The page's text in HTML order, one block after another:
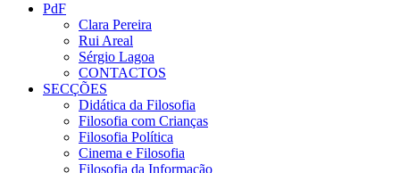
PdF
Clara Pereira
Rui Areal
Sérgio Lagoa
CONTACTOS
SECÇÕES
Didática da Filosofia
Filosofia com Crianças
Filosofia Política
Cinema e Filosofia
Filosofia da Informação